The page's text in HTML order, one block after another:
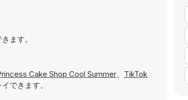
ます。
Cake Shop Cool Summer、 TikTok
できます。